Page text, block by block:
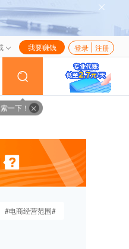
我要赚钱 登录 注册
一下！
#电商经营范围#